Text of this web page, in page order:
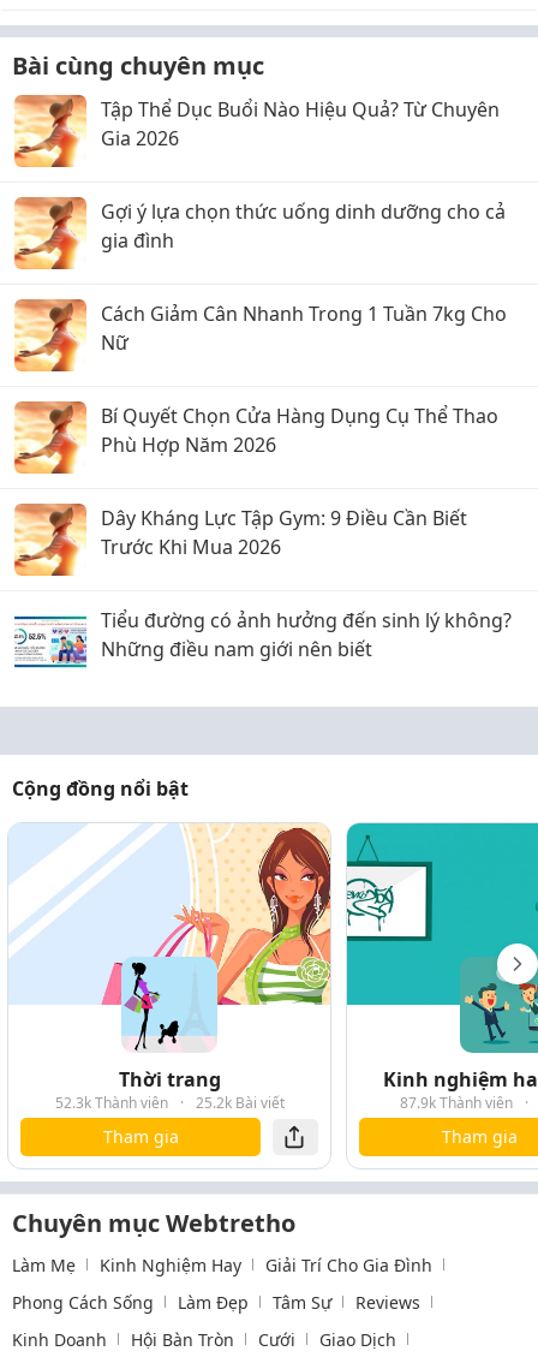
Bài cùng chuyên mục
Tập Thể Dục Buổi Nào Hiệu Quả? Từ Chuyên
Gia 2026
Gợi ý lựa chọn thức uống dinh dưỡng cho cả
gia đình
Cách Giảm Cân Nhanh Trong 1 Tuần 7kg Cho
Nữ
Bí Quyết Chọn Cửa Hàng Dụng Cụ Thể Thao
Phù Hợp Năm 2026
Dây Kháng Lực Tập Gym: 9 Điều Cần Biết
Trước Khi Mua 2026
Tiểu đường có ảnh hưởng đến sinh lý không?
Những điều nam giới nên biết
Cộng đồng nổi bật
Thời trang
52.3k Thành viên · 25.2k Bài viết
Tham gia
Kinh nghiệm
87.9k Thành viên ·
Tham gia
Chuyên mục Webtretho
Làm Mẹ Kinh Nghiệm Hay
Giải Trí Cho Gia Đình
Phong Cách Sống
Làm Đẹp Tâm Sự
Reviews
Kinh Doanh
Hội Bàn Tròn Cưới Giao Dịch